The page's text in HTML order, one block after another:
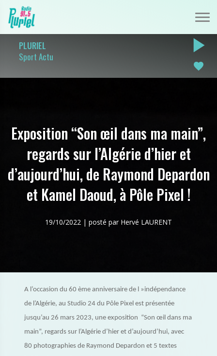
PLURIEL
Sport Actu
play_arrow
favorite
Exposition “Son œil dans ma main”,
regards sur l’Algérie d’hier et
d’aujourd’hui, de Raymond Depardon
et Kamel Daoud, à Pôle Pixel !
19/10/2022 | posté par Hervé LAURENT
A l’occasion du 60 ème anniversaire de l »indépendance
de l’Algérie, au Studio 24 du Pôle Pixel est présentée
jusqu’au 26 mars 2023, une exposition “Son œil dans ma
main”, regards sur l’Algérie d’hier et d’aujourd’hui, avec
80 photographies de Raymond Depardon et 5 textes